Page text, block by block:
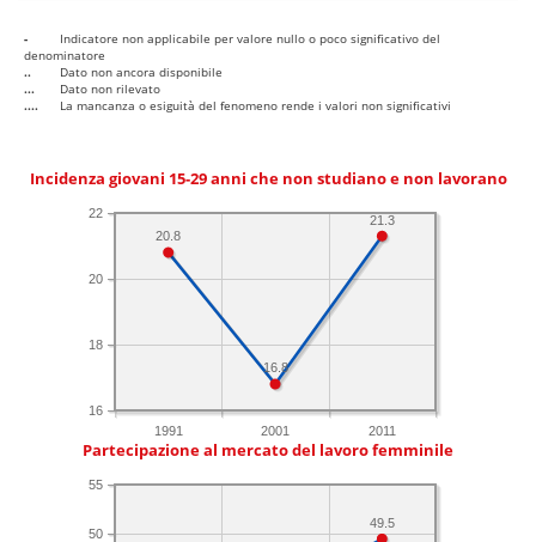
-
Indicatore non applicabile per valore nullo o poco significativo del
denominatore
..
Dato non ancora disponibile
...
Dato non rilevato
....
La mancanza o esiguità del fenomeno rende i valori non significativi
Incidenza giovani 15-29 anni che non studiano e non lavorano
1991 2001 2011
16
18
20
22 21.3
16.8
20.8
Partecipazione al mercato del lavoro femminile
50
55
49.5